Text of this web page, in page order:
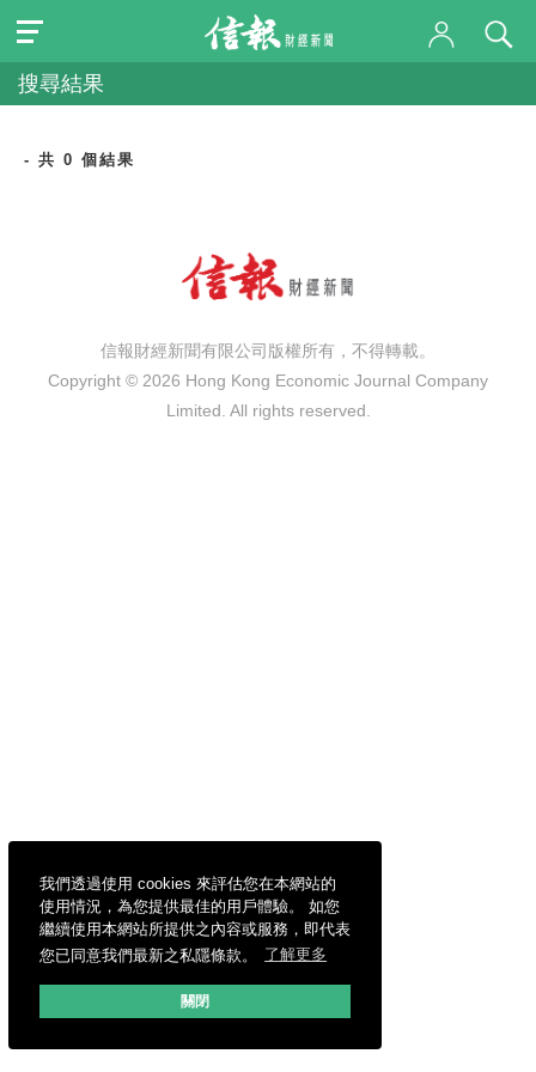
我們透過使用 cookies 來評估您在本網站的
使用情況，為您提供最佳的用戶體驗。 如您
繼續使用本網站所提供之內容或服務，即代表
您已同意我們最新之私隱條款。
了解更多
關閉
搜尋結果
- 共 0 個結果
信報財經新聞有限公司版權所有，不得轉載。
Copyright © 2026 Hong Kong Economic Journal Company
Limited. All rights reserved.